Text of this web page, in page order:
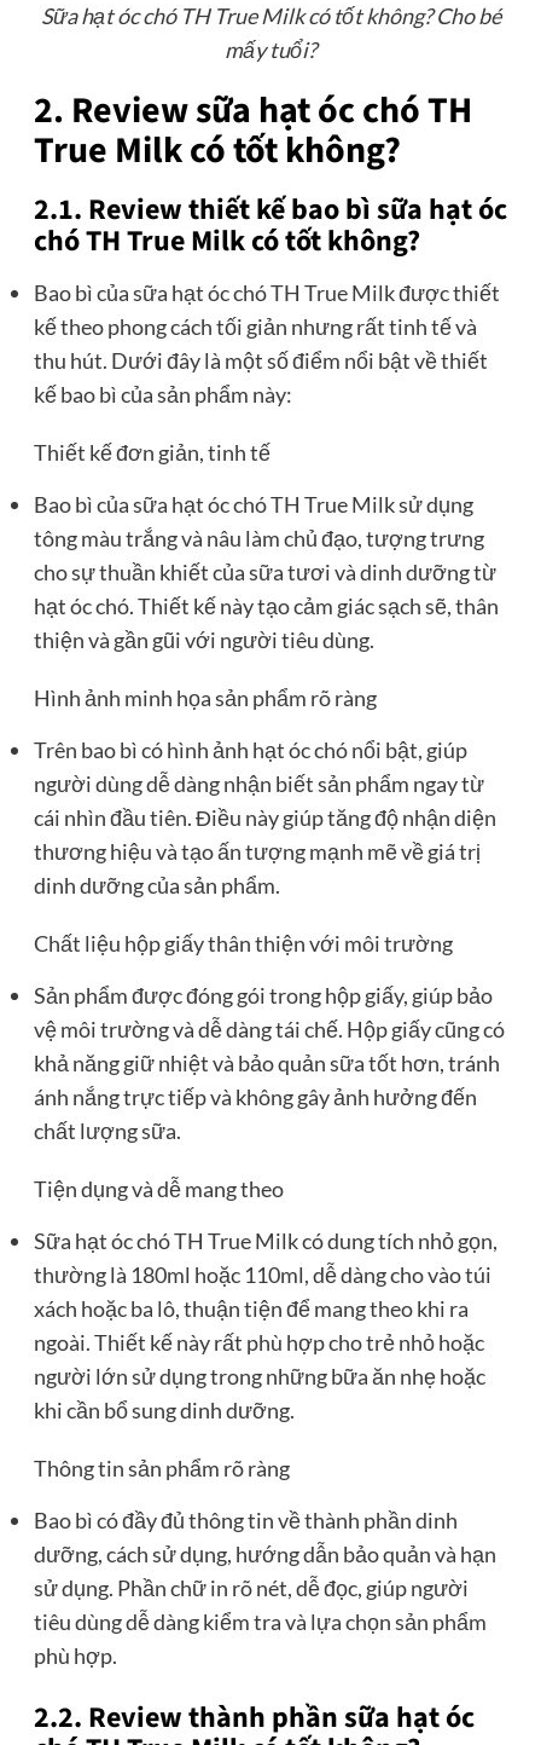
Sữa hạt óc chó TH True Milk có tốt không? Cho bé
mấy tuổi?
2. Review sữa hạt óc chó TH
True Milk có tốt không?
2.1. Review thiết kế bao bì sữa hạt óc
chó TH True Milk có tốt không?
Bao bì của sữa hạt óc chó TH True Milk được thiết
kế theo phong cách tối giản nhưng rất tinh tế và
thu hút. Dưới đây là một số điểm nổi bật về thiết
kế bao bì của sản phẩm này:
Thiết kế đơn giản, tinh tế
Bao bì của sữa hạt óc chó TH True Milk sử dụng
tông màu trắng và nâu làm chủ đạo, tượng trưng
cho sự thuần khiết của sữa tươi và dinh dưỡng từ
hạt óc chó. Thiết kế này tạo cảm giác sạch sẽ, thân
thiện và gần gũi với người tiêu dùng.
Hình ảnh minh họa sản phẩm rõ ràng
Trên bao bì có hình ảnh hạt óc chó nổi bật, giúp
người dùng dễ dàng nhận biết sản phẩm ngay từ
cái nhìn đầu tiên. Điều này giúp tăng độ nhận diện
thương hiệu và tạo ấn tượng mạnh mẽ về giá trị
dinh dưỡng của sản phẩm.
Chất liệu hộp giấy thân thiện với môi trường
Sản phẩm được đóng gói trong hộp giấy, giúp bảo
vệ môi trường và dễ dàng tái chế. Hộp giấy cũng có
khả năng giữ nhiệt và bảo quản sữa tốt hơn, tránh
ánh nắng trực tiếp và không gây ảnh hưởng đến
chất lượng sữa.
Tiện dụng và dễ mang theo
Sữa hạt óc chó TH True Milk có dung tích nhỏ gọn,
thường là 180ml hoặc 110ml, dễ dàng cho vào túi
xách hoặc ba lô, thuận tiện để mang theo khi ra
ngoài. Thiết kế này rất phù hợp cho trẻ nhỏ hoặc
người lớn sử dụng trong những bữa ăn nhẹ hoặc
khi cần bổ sung dinh dưỡng.
Thông tin sản phẩm rõ ràng
Bao bì có đầy đủ thông tin về thành phần dinh
dưỡng, cách sử dụng, hướng dẫn bảo quản và hạn
sử dụng. Phần chữ in rõ nét, dễ đọc, giúp người
tiêu dùng dễ dàng kiểm tra và lựa chọn sản phẩm
phù hợp.
2.2. Review thành phần sữa hạt óc